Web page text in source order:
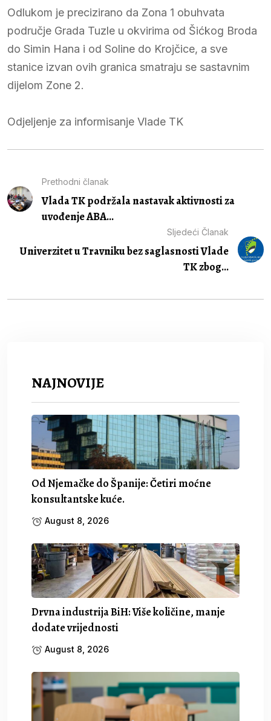
Odlukom je precizirano da Zona 1 obuhvata
područje Grada Tuzle u okvirima od Šićkog Broda
do Simin Hana i od Soline do Krojčice, a sve
stanice izvan ovih granica smatraju se sastavnim
dijelom Zone 2.
Odjeljenje za informisanje Vlade TK
Prethodni članak
Vlada TK podržala nastavak aktivnosti za
uvođenje ABA...
Sljedeći Članak
Univerzitet u Travniku bez saglasnosti Vlade
TK zbog...
NAJNOVIJE
Od Njemačke do Španije: Četiri moćne
konsultantske kuće.
August 8, 2026
Drvna industrija BiH: Više količine, manje
dodate vrijednosti
August 8, 2026